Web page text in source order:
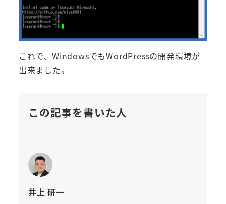
これで、WindowsでもWordPressの開発環境が
出来ました。
この記事を書いた人
井上 研一